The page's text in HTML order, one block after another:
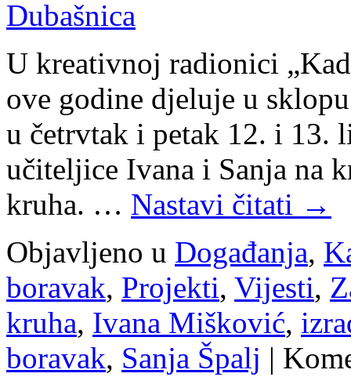
Dubašnica
U kreativnoj radionici
ove godine djeluje u
u četrvtak i petak 12. i 13.
učiteljice Ivana i Sanja na
kruha. … Nastavi čitati →
Objavljeno u Događanja,
boravak, Projekti, Vijesti,
kruha, Ivana Mišković,
boravak, Sanja Špalj |